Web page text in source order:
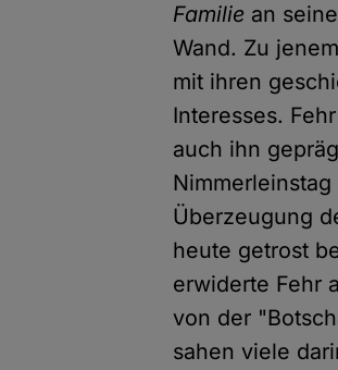
Familie an
Wand. Zu
mit ihren
Interesses.
auch ihn
Überzeugung
heute getrost
erwiderte Fehr
von der
sahen viele